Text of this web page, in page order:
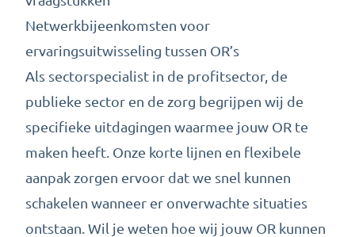
Netwerkbijeenkomsten voor
ervaringsuitwisseling tussen OR’s
Als sectorspecialist in de profitsector, de
publieke sector en de zorg begrijpen wij de
specifieke uitdagingen waarmee jouw OR te
maken heeft. Onze korte lijnen en flexibele
aanpak zorgen ervoor dat we snel kunnen
schakelen wanneer er onverwachte situaties
ontstaan. Wil je weten hoe wij jouw OR kunnen